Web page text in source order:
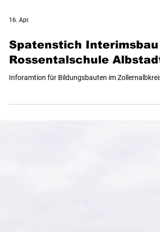
16. Apr.
Spatenstich Interimsbau
Rossentalschule Albstadt